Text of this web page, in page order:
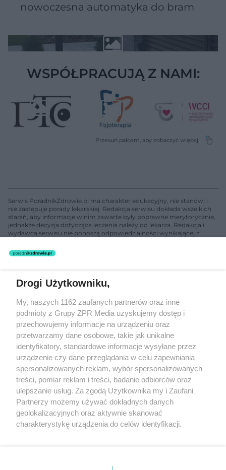
nowoczesna automatyka do bram
WSPÓŁPRACUJĄ Z NAMI:
Serwis PoradnikZdrowie.pl ma charakter edukacyjny, nie stanowi i
nie zastępuje porady lekarskiej. Redakcja serwisu dokłada wszelkich
starań, aby informacje w nim zawarte były poprawne merytorycznie,
jednakże decyzja dotycząca leczenia należy do lekarza. Redakcja i
wydawca serwisu nie ponoszą odpowiedzialności wynikającej z
nie prowadzi działalności leczniczej polegającej na udzielaniu
świadczeń zdrowotnych w rozumieniu art. 3 ust 1 ustawy o
Żaden utwór zamieszczony w serwisie nie może być powielany i
rozpowszechniany lub dalej rozpowszechniany w jakikolwiek sposób
(w tym także elektroniczny lub mechaniczny) na jakimkolwiek polu
eksploatacji w jakiejkolwiek formie, włącznie z umieszczaniem w
Internecie bez pisemnej zgody właściciela praw. Jakiekolwiek użycie
lub wykorzystanie utworów w całości lub w części z naruszeniem
prawa, tzn. bez właściwej zgody, jest zabronione pod groźbą kary i
może być ścigane prawnie.
O nas
Drogi Użytkowniku,
My, naszych 1162 zaufanych partnerów oraz inne
podmioty z Grupy ZPR Media uzyskujemy dostęp i
przechowujemy informacje na urządzeniu oraz
przetwarzamy dane osobowe, takie jak unikalne
identyfikatory, standardowe informacje wysyłane przez
urządzenie czy dane przeglądania w celu zapewniania
spersonalizowanych reklam, wybór spersonalizowanych
treści, pomiar reklam i treści, badanie odbiorców oraz
ulepszanie usług. Za zgodą Użytkownika my i Zaufani
Partnerzy możemy używać dokładnych danych
geolokalizacyjnych oraz aktywnie skanować
charakterystykę urządzenia do celów identyfikacji.
zmienić/wycofać klikając przycisk ustawień prywatności